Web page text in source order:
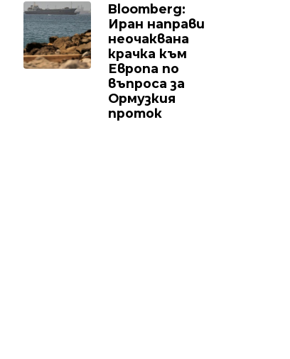
Bloomberg:
Иран направи
неочаквана
крачка към
Европа по
въпроса за
Ормузкия
проток